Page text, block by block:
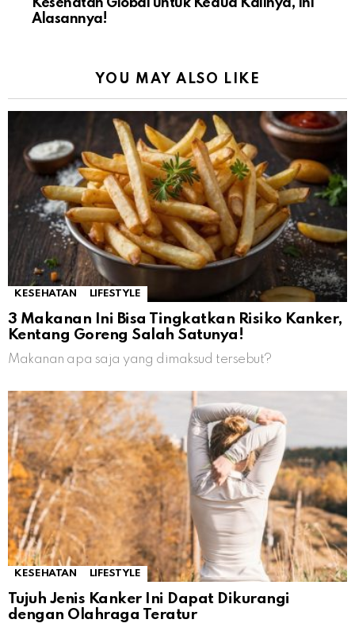
Kesehatan Global untuk Kedua Kalinya, Ini
Alasannya!
YOU MAY ALSO LIKE
KESEHATAN LIFESTYLE
3 Makanan Ini Bisa Tingkatkan Risiko Kanker,
Kentang Goreng Salah Satunya!
Makanan apa saja yang dimaksud tersebut?
KESEHATAN LIFESTYLE
Tujuh Jenis Kanker Ini Dapat Dikurangi
dengan Olahraga Teratur